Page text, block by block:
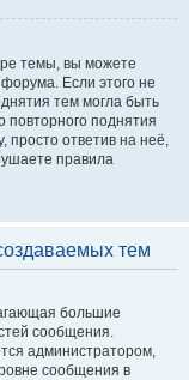
темы, вы можете
Если этого не
тем могла быть
повторного поднятия
ответив на неё,
правила
тем
большие
сообщения.
администратором,
сообщения в